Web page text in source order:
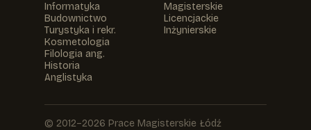
Informatyka
Budownictwo
Turystyka i rekr.
Kosmetologia
Filologia ang.
Historia
Anglistyka
Magisterskie
Licencjackie
Inżynierskie
© 2012–2026 Prace Magisterskie Łódź